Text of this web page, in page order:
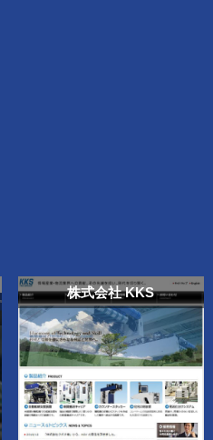
株式会社 KKS